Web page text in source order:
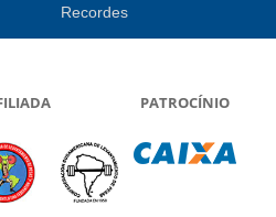
Recordes
PATROCÍNIO